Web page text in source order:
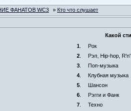
ФАНАТОВ WC3 » Кто что слушает
Какой
1.
Рок
2.
Рэп, Hip-hop,
3.
Поп-музыка
4.
Клубная музыка
5.
Шансон
6.
Рэгги и Фанк
7.
Техно